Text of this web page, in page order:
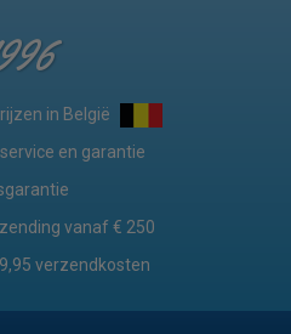
in België
en garantie
vanaf € 250
verzendkosten